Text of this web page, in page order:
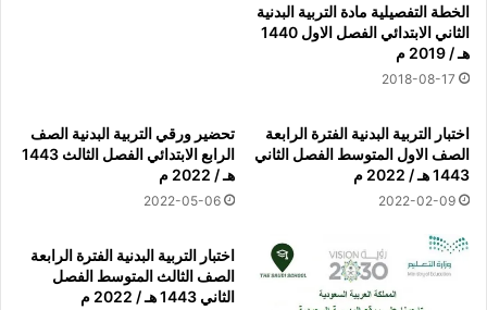
الخطة التفصيلية مادة التربية البدنية
الثاني الابتدائي الفصل الاول 1440
هـ / 2019 م
2018-08-17
اختبار التربية البدنية الفترة الرابعة
الصف الاول المتوسط الفصل الثاني
1443 هـ / 2022 م
2022-02-09
تحضير ورقي التربية البدنية الصف
الرابع الابتدائي الفصل الثالث 1443
هـ / 2022 م
2022-05-06
اختبار التربية البدنية الفترة الرابعة
الصف الثالث المتوسط الفصل
الثاني 1443 هـ / 2022 م